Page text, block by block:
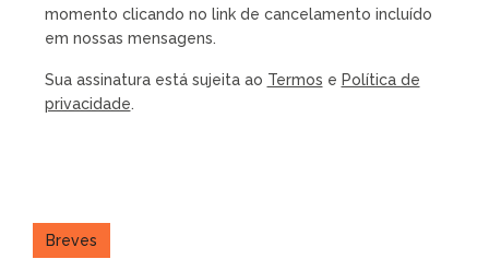
momento clicando no link de cancelamento incluído
em nossas mensagens.
Sua assinatura está sujeita ao Termos e Política de
privacidade.
Breves